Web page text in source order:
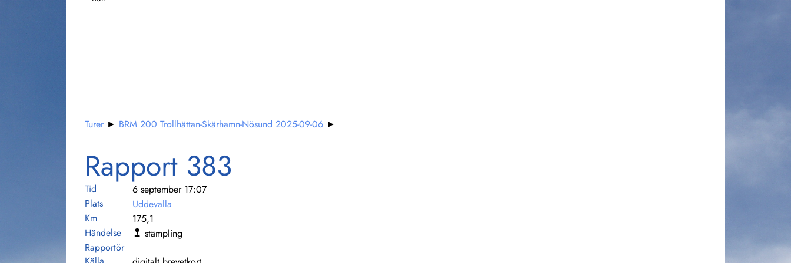
Turer ► BRM 200 Trollhättan-Skärhamn-Nösund 2025-09-06 ►
Rapport 383
Tid
6 september 17:07
Plats
Uddevalla
Km
175,1
Händelse
stämpling
Rapportör